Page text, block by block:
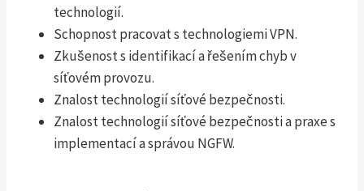
technologií.
Schopnost pracovat s technologiemi VPN.
Zkušenost s identifikací a řešením chyb v
síťovém provozu.
Znalost technologií síťové bezpečnosti.
Znalost technologií síťové bezpečnosti a praxe s
implementací a správou NGFW.